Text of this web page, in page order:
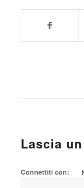
Lascia
Connettiti con: